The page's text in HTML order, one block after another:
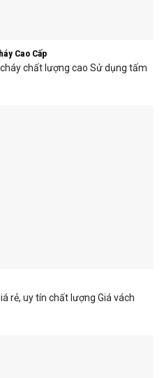
Cao Cấp
chất lượng cao Sử dụng tấm
rẻ, uy tín chất lượng Giá vách